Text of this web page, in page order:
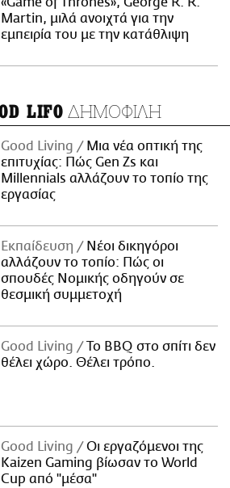
Martin, μιλά ανοιχτά για την
εμπειρία του με την κατάθλιψη
LIFO ΔΗΜΟΦΙΛΗ
Good Living
Μια νέα οπτική της
επιτυχίας: Πώς Gen Zs και
Millennials αλλάζουν το τοπίο της
εργασίας
Εκπαίδευση
Νέοι δικηγόροι
αλλάζουν το τοπίο: Πώς οι
σπουδές Νομικής οδηγούν σε
θεσμική συμμετοχή
Good Living
Το BBQ στο σπίτι δεν
θέλει χώρο. Θέλει τρόπο.
Good Living
Οι εργαζόμενοι της
Kaizen Gaming βίωσαν το World
Cup από "μέσα"